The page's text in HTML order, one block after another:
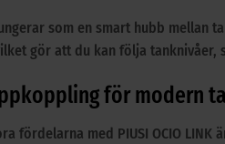
som en smart hubb
gör att du kan följa tanknivåer,
för modern
fördelarna med PIUSI OCIO